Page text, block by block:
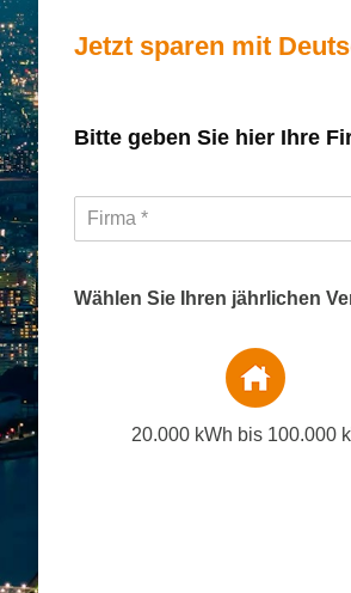
Jetzt sparen mit
Bitte geben Sie hier Ihre
Wählen Sie Ihren jährlichen
20.000 kWh bis 100.000